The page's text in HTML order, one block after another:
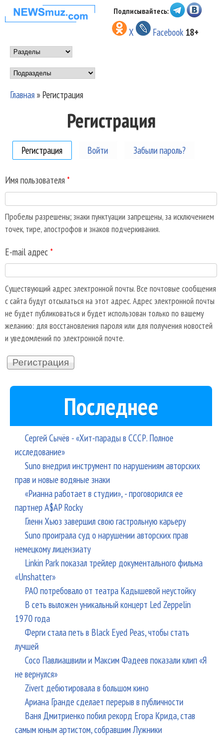
Перейти к основному
содержанию
НОВОСТИ
МУЗЫКИ И
ШОУ БИЗНЕСА
NEWSMUZ.COM
Подписывайтесь:
X Facebook 18+
Main menu
Подразделы
Главная» Регистрация
Регистрация
Регистрация (активная вкладка)
Войти Забыли пароль?
Имя пользователя *
Пробелы разрешены; знаки пунктуации запрещены, за исключением
точек, тире, апострофов и знаков подчеркивания.
E-mail адрес *
Существующий адрес электронной почты. Все почтовые сообщения
с сайта будут отсылаться на этот адрес. Адрес электронной почты
не будет публиковаться и будет использован только по вашему
желанию: для восстановления пароля или для получения новостей
и уведомлений по электронной почте.
Последнее
Сергей Сычёв - «Хит-парады в СССР. Полное
исследование»
Suno внедрил инструмент по нарушениям авторских
прав и новые водяные знаки
«Рианна работает в студии», - проговорился ее
партнер A$AP Rocky
Гленн Хьюз завершил свою гастрольную карьеру
Suno проиграла суд о нарушении авторских прав
немецкому лицензиату
Linkin Park показал трейлер документального фильма
«Unshatter»
РАО потребовало от театра Кадышевой неустойку
В сеть выложен уникальный концерт Led Zeppelin
1970 года
Ферги стала петь в Black Eyed Peas, чтобы стать
лучшей
Сосо Павлиашвили и Максим Фадеев показали клип «Я
не вернулся»
Zivert дебютировала в большом кино
Ариана Гранде сделает перерыв в публичности
Ваня Дмитриенко побил рекорд Егора Крида, став
самым юным артистом, собравшим Лужники